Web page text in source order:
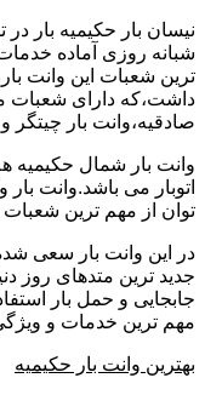
نیسان بار حکیمیه بار
شبانه روزی آماده
ترین شعبات این وانت
داشت،که دارای شعبات
صادقیه،وانت بار چیتگر
وانت بار شمال
اتوبار می باشد.وانت
توان از مهم ترین
در این وانت بار سعی
جدید ترین متدهای روز
جابجایی و حمل بار
مهم ترین خدمات و
بهترین وانت بار حکیمیه